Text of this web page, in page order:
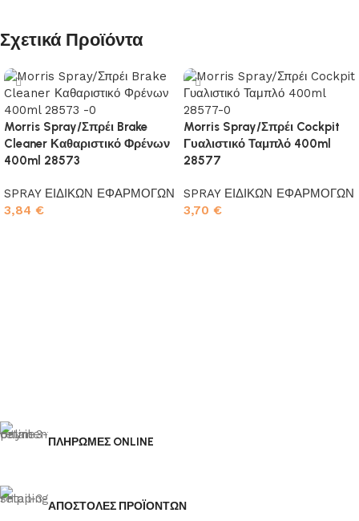
Σχετικά Προϊόντα
Morris Spray/Σπρέι Brake
Cleaner Καθαριστικό Φρένων
400ml 28573
SPRAY ΕΙΔΙΚΩΝ ΕΦΑΡΜΟΓΩΝ
3,84 €
Morris Spray/Σπρέι Cockpit
Γυαλιστικό Ταμπλό 400ml
28577
SPRAY ΕΙΔΙΚΩΝ ΕΦΑΡΜΟΓΩΝ
3,70 €
ΠΛΗΡΩΜΕΣ ONLINE
ΑΠΟΣΤΟΛΕΣ ΠΡΟΪΟΝΤΩΝ